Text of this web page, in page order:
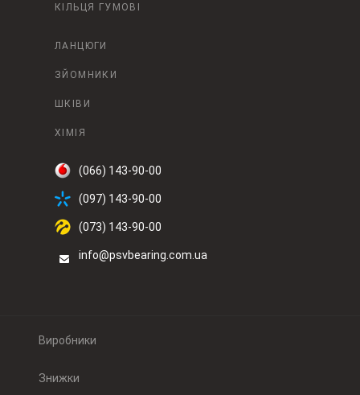
КІЛЬЦЯ ГУМОВІ
ЛАНЦЮГИ
ЗЙОМНИКИ
ШКІВИ
ХІМІЯ
(066) 143-90-00
(097) 143-90-00
(073) 143-90-00
info@psvbearing.com.ua
Виробники
Знижки